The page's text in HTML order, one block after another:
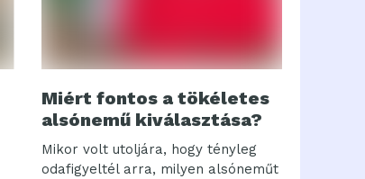
Miért fontos a tökéletes
alsónemű kiválasztása?
Mikor volt utoljára, hogy tényleg
odafigyeltél arra, milyen alsóneműt